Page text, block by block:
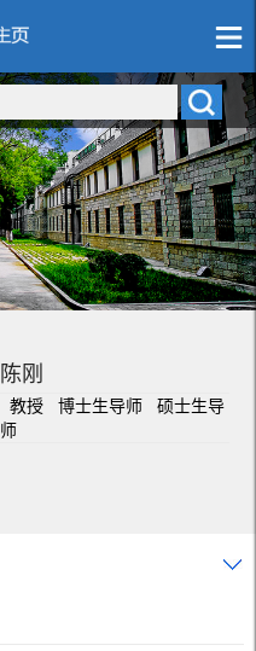
陈刚
教授 博士生导师 硕士生导
师